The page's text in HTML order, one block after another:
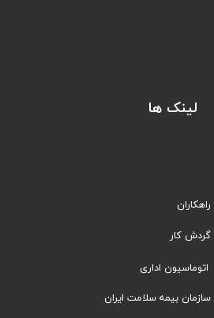
لینک ها
راهکاران
​​گردش کار
اتوماسیون اداری
سازمان بیمه سلامت ایران